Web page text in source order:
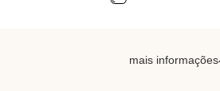
mais informações